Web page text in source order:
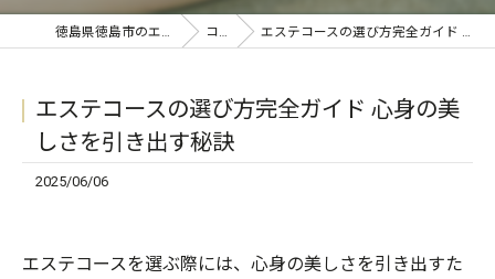
徳島県徳島市のエステならbellepas コラム エステコースの選び方完全ガイド 心身の美しさを引き出す秘訣
エステコースの選び方完全ガイド 心身の美
しさを引き出す秘訣
2025/06/06
エステコースを選ぶ際には、心身の美しさを引き出すた